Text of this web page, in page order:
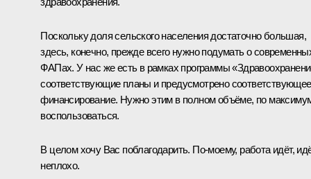
Поскольку доля сельского населения достаточно большая,
здесь, конечно, прежде всего нужно подумать о
ФАПах. У нас же есть в рамках программы
соответствующие планы и предусмотрено соответствующее
финансирование. Нужно этим в полном объёме, по
воспользоваться.
В целом хочу Вас поблагодарить. По-моему, работа идёт,
неплохо.